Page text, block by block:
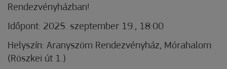
Rendezvényházban!
Időpont: 2025. szeptember 19., 18:00
Helyszín: Aranyszöm Rendezvényház, Mórahalom
(Röszkei út 1.)